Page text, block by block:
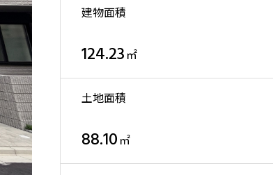
建物面積
124.23 ㎡
土地面積
88.10 ㎡